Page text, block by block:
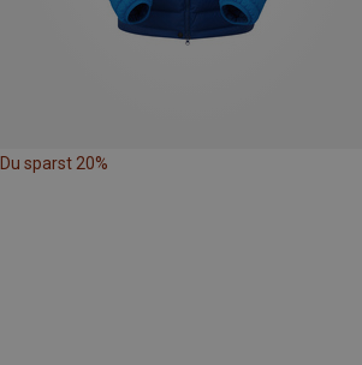
Du sparst 20%